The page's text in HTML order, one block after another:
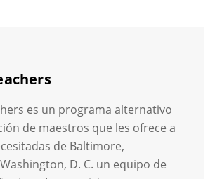
es un programa alternativo
de maestros que les ofrece a
de Baltimore,
D. C. un equipo de